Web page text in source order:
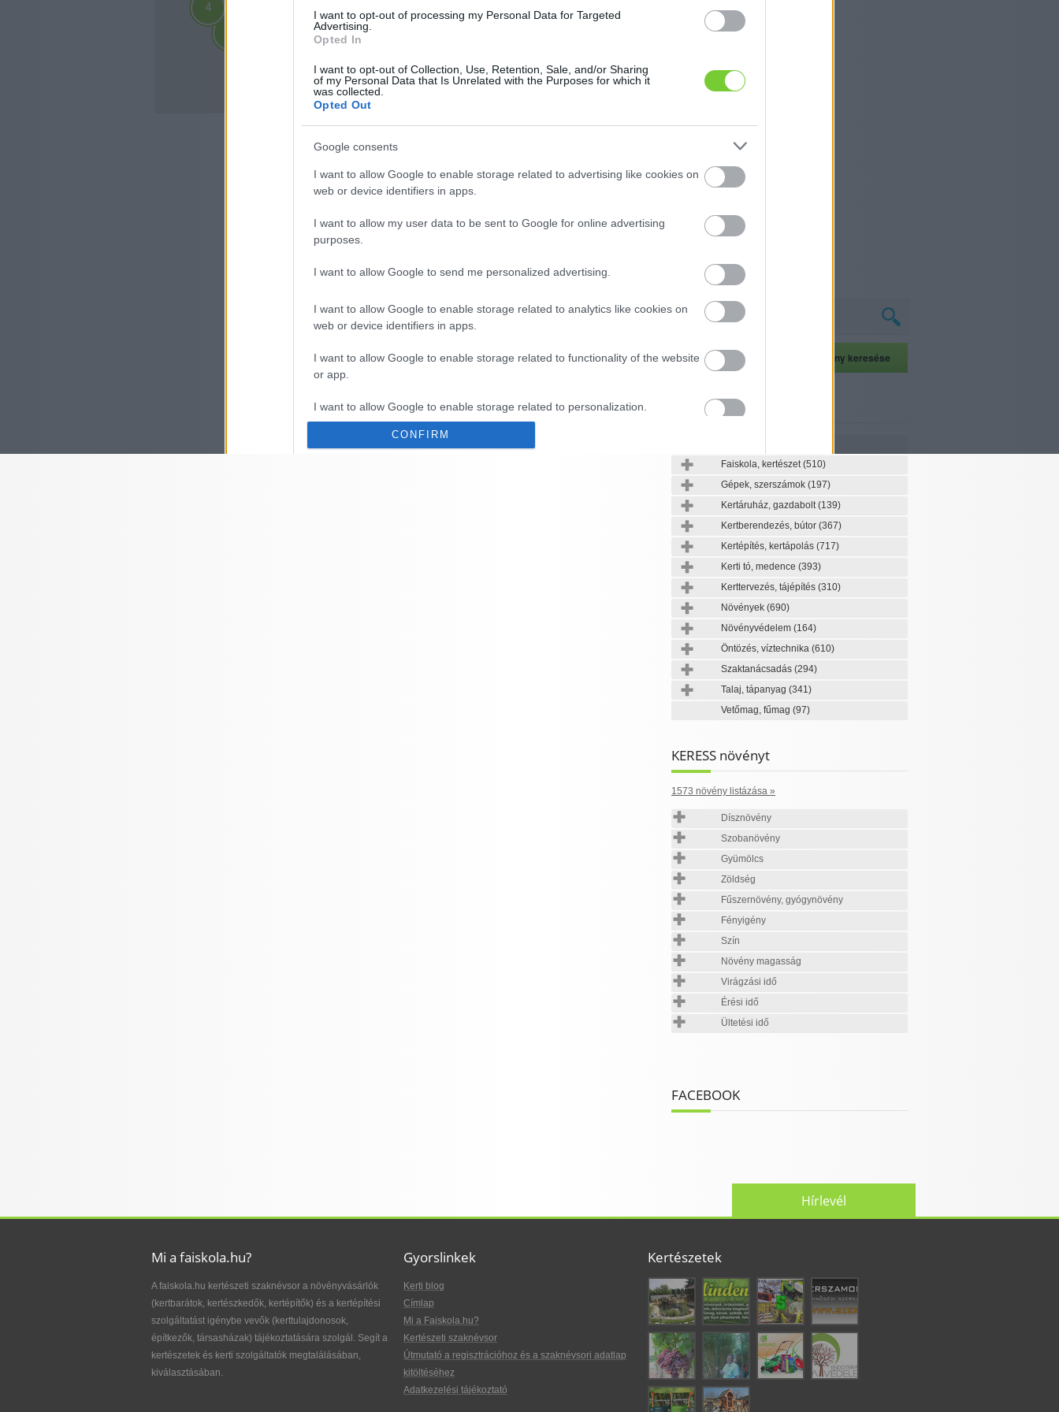
I want to opt-out of processing my Personal Data for Targeted
Advertising.
Opted In
I want to opt-out of Collection, Use, Retention, Sale, and/or Sharing
of my Personal Data that Is Unrelated with the Purposes for which it
was collected.
Opted Out
Google consents
I want to allow Google to enable storage related to advertising like cookies on
web or device identifiers in apps.
I want to allow my user data to be sent to Google for online advertising
purposes.
I want to allow Google to send me personalized advertising.
I want to allow Google to enable storage related to analytics like cookies on
web or device identifiers in apps.
I want to allow Google to enable storage related to functionality of the website
or app.
I want to allow Google to enable storage related to personalization.
authentication functionality and fraud prevention, and other user protection.
CONFIRM
10
2
3
4 2
10
2
4
Kertészeti szaknévsor
Faiskola, kertészet(510)
Gépek, szerszámok (197)
Kertáruház, gazdabolt(139)
Kertberendezés, bútor (367)
Kertépítés, kertápolás (717)
Kerti tó, medence (393)
Kerttervezés, tájépítés (310)
Növények (690)
Növényvédelem (164)
Öntözés, víztechnika (610)
Szaktanácsadás (294)
Talaj, tápanyag (341)
Vetőmag, fűmag (97)
KERESS növényt
1573 növény listázása »
Dísznövény
Szobanövény
Gyümölcs
Zöldség
Fűszernövény, gyógynövény
Fényigény
Szín
Növény magasság
Virágzási idő
Érési idő
Ültetési idő
FACEBOOK
Hírlevél
Mi a faiskola.hu?
A faiskola.hu kertészeti szaknévsor a növényvásárlók
(kertbarátok, kertészkedők, kertépítők) és a kertépítési
szolgáltatást igénybe vevők (kerttulajdonosok,
építkezők, társasházak) tájékoztatására szolgál. Segít a
kertészetek és kerti szolgáltatók megtalálásában,
kiválasztásában.
Gyorslinkek
Kerti blog
Címlap
Mi a Faiskola.hu?
Kertészeti szaknévsor
Útmutató a regisztrációhoz és a szaknévsori adatlap
kitöltéséhez
Adatkezelési tájékoztató
Kertészetek